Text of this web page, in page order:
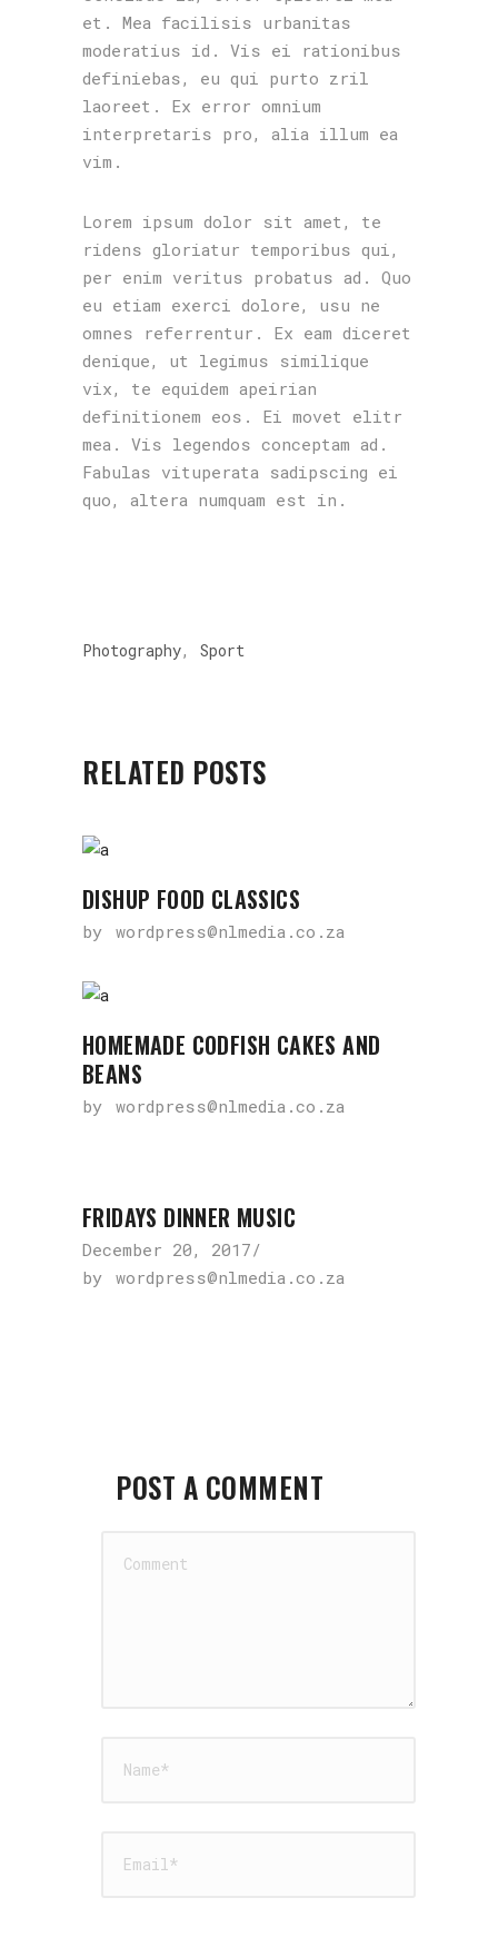
et. Mea facilisis urbanitas
moderatius id. Vis ei rationibus
definiebas, eu qui purto zril
laoreet. Ex error omnium
interpretaris pro, alia illum ea
vim.
Lorem ipsum dolor sit amet, te
ridens gloriatur temporibus qui,
per enim veritus probatus ad. Quo
eu etiam exerci dolore, usu ne
omnes referrentur. Ex eam diceret
denique, ut legimus similique
vix, te equidem apeirian
definitionem eos. Ei movet elitr
mea. Vis legendos conceptam ad.
Fabulas vituperata sadipscing ei
quo, altera numquam est in.
Photography, Sport
RELATED POSTS
DISHUP FOOD CLASSICS
by wordpress@nlmedia.co.za
HOMEMADE CODFISH CAKES AND
BEANS
by wordpress@nlmedia.co.za
FRIDAYS DINNER MUSIC
December 20, 2017
by wordpress@nlmedia.co.za
POST A COMMENT